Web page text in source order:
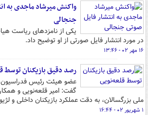
واکنش میرشاد ماجدی به
جنجالی
یکی از نامزدهای ریاست
در مورد انتشار فایل صورتی از او توضیح داد.
۱۶ مهر ۰۲ - ۱۳:۴۶
رصد دقیق بازیکنان توسط
عضو هیئت رئیس فدراسیون
گفت: امیر قلعه‌نویی و
ملی بزرگسالان، به دقت عملکرد بازیکنان داخلی و
۱ شهریور ۰۲ - ۱۶:۴۴